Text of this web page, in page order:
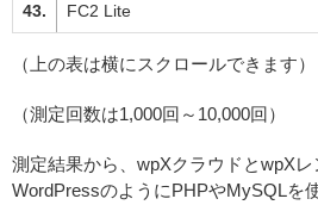
FC2 Lite
（上の表は横にスクロールできます）
（測定回数は1,000回～10,000回）
測定結果から、wpXクラウドとwpX
WordPressのようにPHPやMySQLを